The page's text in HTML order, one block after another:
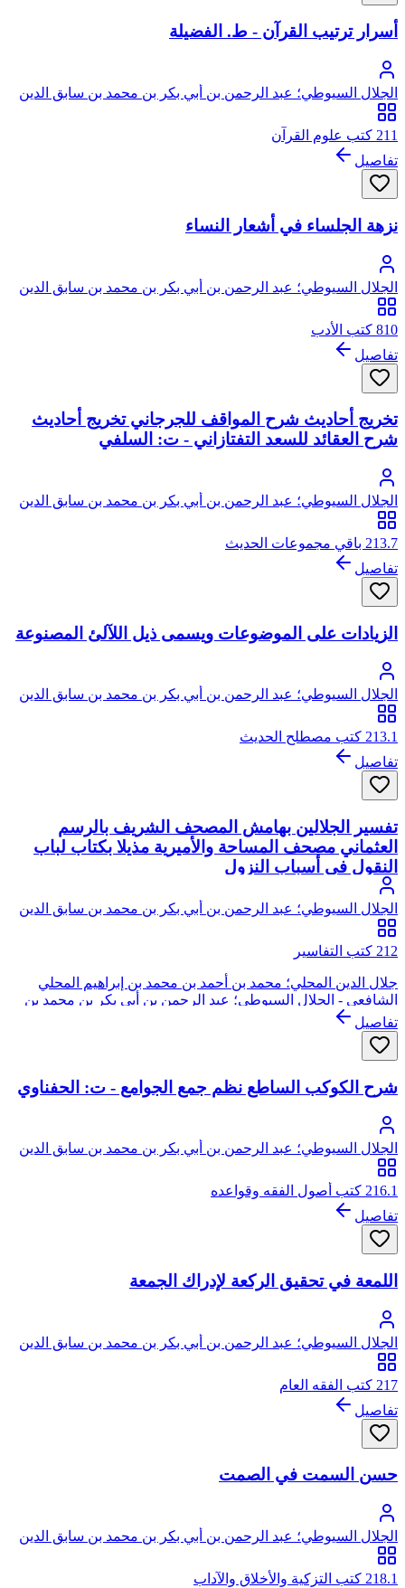
أسرار ترتيب القرآن - ط. الفضيلة
الجلال السيوطي؛ عبد الرحمن بن أبي بكر بن محمد بن سابق الدين
الخضيري السيوطي، جلال الدين
211 كتب علوم القرآن
تفاصيل
نزهة الجلساء في أشعار النساء
الجلال السيوطي؛ عبد الرحمن بن أبي بكر بن محمد بن سابق الدين
الخضيري السيوطي، جلال الدين
810 كتب الأدب
تفاصيل
تخريج أحاديث شرح المواقف للجرجاني تخريج أحاديث
شرح العقائد للسعد التفتازاني - ت: السلفي
الجلال السيوطي؛ عبد الرحمن بن أبي بكر بن محمد بن سابق الدين
الخضيري السيوطي، جلال الدين
213.7 باقي مجموعات الحديث
تفاصيل
الزيادات على الموضوعات ويسمى ذيل اللآلئ المصنوعة
الجلال السيوطي؛ عبد الرحمن بن أبي بكر بن محمد بن سابق الدين
الخضيري السيوطي، جلال الدين
213.1 كتب مصطلح الحديث
تفاصيل
تفسير الجلالين بهامش المصحف الشريف بالرسم
العثماني مصحف المساحة والأميرية مذيلا بكتاب لباب
النقول في أسباب النزول
الجلال السيوطي؛ عبد الرحمن بن أبي بكر بن محمد بن سابق الدين
الخضيري السيوطي، جلال الدين
212 كتب التفاسير
جلال الدين المحلي؛ محمد بن أحمد بن محمد بن إبراهيم المحلي
الشافعي - الجلال السيوطي؛ عبد الرحمن بن أبي بكر بن محمد بن
سابق الدين الخضيري السيوطي، جلال الدين
تفاصيل
شرح الكوكب الساطع نظم جمع الجوامع - ت: الحفناوي
الجلال السيوطي؛ عبد الرحمن بن أبي بكر بن محمد بن سابق الدين
الخضيري السيوطي، جلال الدين
216.1 كتب أصول الفقه وقواعده
تفاصيل
اللمعة في تحقيق الركعة لإدراك الجمعة
الجلال السيوطي؛ عبد الرحمن بن أبي بكر بن محمد بن سابق الدين
الخضيري السيوطي، جلال الدين
217 كتب الفقه العام
تفاصيل
حسن السمت في الصمت
الجلال السيوطي؛ عبد الرحمن بن أبي بكر بن محمد بن سابق الدين
الخضيري السيوطي، جلال الدين
218.1 كتب التزكية والأخلاق والآداب